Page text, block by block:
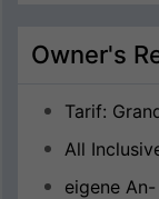
Owner's
Tarif:
All
eigene